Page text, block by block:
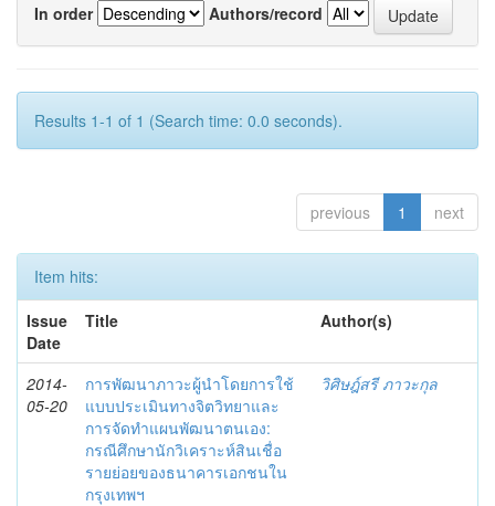
In order
Authors/record
Results 1-1 of 1 (Search time: 0.0 seconds).
previous 1 next
Item hits:
Issue
Date
Title Author(s)
2014-
05-20
การพัฒนาภาวะผู้นำโดยการใช้
แบบประเมินทางจิตวิทยาและ
การจัดทำแผนพัฒนาตนเอง:
กรณีศึกษานักวิเคราะห์สินเชื่อ
รายย่อยของธนาคารเอกชนใน
กรุงเทพฯ
วิศิษฎ์สรี ภาวะกุล